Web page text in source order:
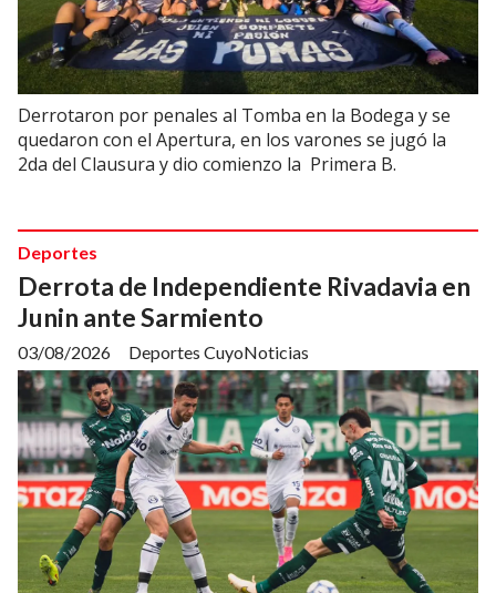
Derrotaron por penales al Tomba en la Bodega y se
quedaron con el Apertura, en los varones se jugó la
2da del Clausura y dio comienzo la Primera B.
Derrota de Independiente Rivadavia en
Junin ante Sarmiento
Deportes CuyoNoticias
Deportes
03/08/2026